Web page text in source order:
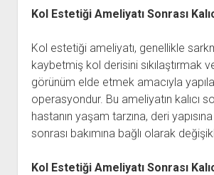
Kol Estetiği Ameliyatı Sonrası
Kol estetiği ameliyatı, genellikle
kaybetmiş kol derisini sıkılaştırmak
görünüm elde etmek amacıyla
operasyondur. Bu ameliyatın kalıcı
hastanın yaşam tarzına, deri
sonrası bakımına bağlı olarak
Kol Estetiği Ameliyatı Sonrası